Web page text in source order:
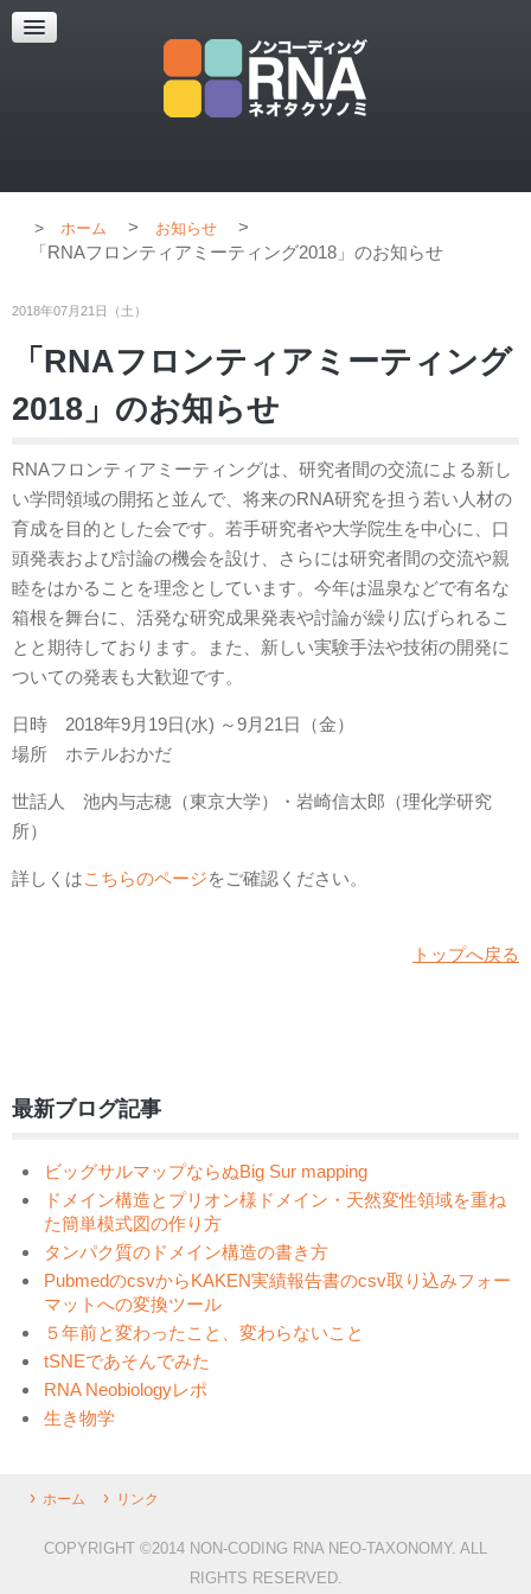
超解像顕微鏡
超解像顕微鏡の紹介
ホーム > お知らせ
>
「RNAフロンティアミーティング2018」のお知らせ
2018年07月21日（土）
「RNAフロンティアミーティング
2018」のお知らせ
RNAフロンティアミーティングは、研究者間の交流による新し
い学問領域の開拓と並んで、将来のRNA研究を担う若い人材の
育成を目的とした会です。若手研究者や大学院生を中心に、口
頭発表および討論の機会を設け、さらには研究者間の交流や親
睦をはかることを理念としています。今年は温泉などで有名な
箱根を舞台に、活発な研究成果発表や討論が繰り広げられるこ
とと期待しております。また、新しい実験手法や技術の開発に
ついての発表も大歓迎です。
日時 2018年9月19日(水) ～9月21日（金）
場所 ホテルおかだ
世話人 池内与志穂（東京大学）・岩崎信太郎（理化学研究
所）
詳しくはこちらのページをご確認ください。
トップへ戻る
最新ブログ記事
ビッグサルマップならぬBig Sur mapping
ドメイン構造とプリオン様ドメイン・天然変性領域を重ね
た簡単模式図の作り方
タンパク質のドメイン構造の書き方
PubmedのcsvからKAKEN実績報告書のcsv取り込みフォー
マットへの変換ツール
５年前と変わったこと、変わらないこと
tSNEであそんでみた
RNA Neobiologyレポ
生き物学
ホーム リンク
COPYRIGHT ©2014 NON-CODING RNA NEO-TAXONOMY. ALL
RIGHTS RESERVED.